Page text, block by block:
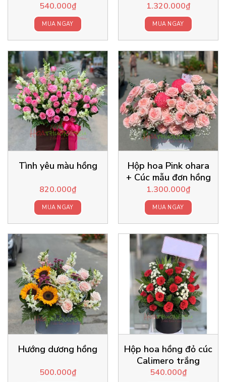
540.000₫
MUA NGAY
1.320.000₫
MUA NGAY
Tình yêu màu hồng
820.000₫
MUA NGAY
Hộp hoa Pink ohara
+ Cúc mẫu đơn hồng
1.300.000₫
MUA NGAY
Hướng dương hồng
500.000₫
Hộp hoa hồng đỏ cúc
Calimero trắng
540.000₫